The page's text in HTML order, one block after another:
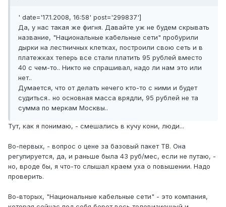
' date='17.1.2008, 16:58' post='299837']
Да, у нас такая же фигня. Давайте уж не будем скрывать
название, "Национальные кабельные сети" пробурили
дырки на лестничных клетках, построили свою сеть и в
платежках теперь все стали платить 95 рублей вместо
40 с чем-то.. Никто не спрашивал, надо ли нам это или
нет..
Думается, что от делать нечего кто-то с ними и будет
судиться.. но основная масса врядли, 95 рублей не та
сумма по меркам Москвы..
Тут, как я понимаю, - смешались в кучу кони, люди...
Во-первых, - вопрос о цене за базовый пакет ТВ. Она
регулируется, да, и раньше была 43 руб/мес, если не путаю, -
но, вроде бы, я что-то слышал краем уха о повышении. Надо
проверить.
Во-вторых, "Национальные кабельные сети" - это компания,